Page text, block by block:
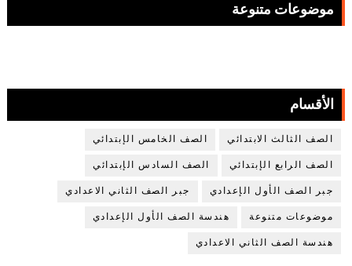
موضوعات متنوعة
الأقسام
الصف الثالث الابتدائي الصف الخامس الإبتدائي
الصف الرابع الإبتدائي الصف السادس الإبتدائي
جبر الصف الأول الإعدادي جبر الصف الثاني الاعدادي
موضوعات متنوعة هندسة الصف الأول الإعدادي
هندسة الصف الثاني الاعدادي